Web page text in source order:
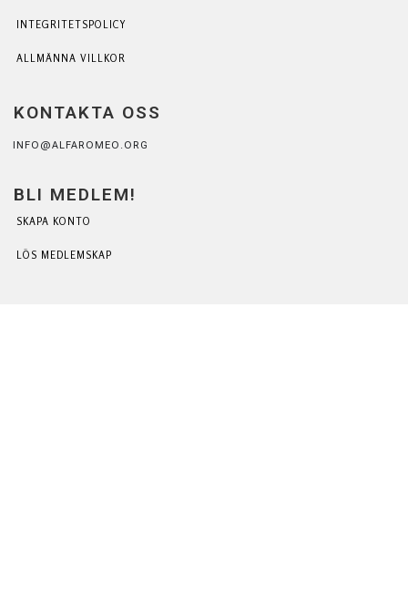
INTEGRITETSPOLICY
ALLMÄNNA VILLKOR
KONTAKTA OSS
INFO@ALFAROMEO.ORG
BLI MEDLEM!
SKAPA KONTO
LÖS MEDLEMSKAP